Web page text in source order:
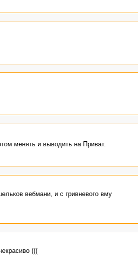
менять и выводить на Приват.
вебмани, и с гривневого вму
(((